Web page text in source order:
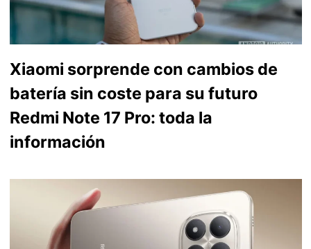
Xiaomi sorprende con cambios de
batería sin coste para su futuro
Redmi Note 17 Pro: toda la
información